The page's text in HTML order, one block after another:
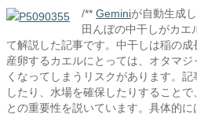
/** Geminiが自動生成
田んぼの中干しがカエ
て解説した記事です。中干しは稲の
産卵するカエルにとっては、オタマ
くなってしまうリスクがあります。
したり、水場を確保したりすること
との重要性を説いています。具体的